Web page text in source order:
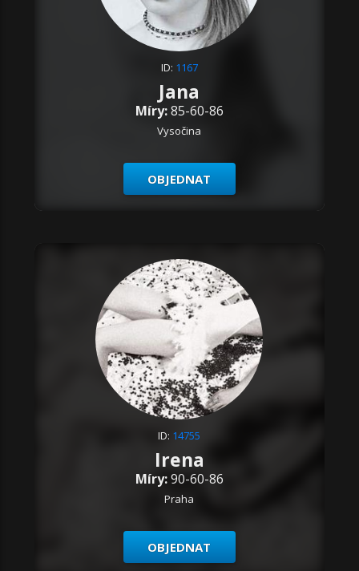
ID: 1167
Jana
Míry:85-60-86
Vysočina
OBJEDNAT
ID: 14755
Irena
Míry:90-60-86
Praha
OBJEDNAT